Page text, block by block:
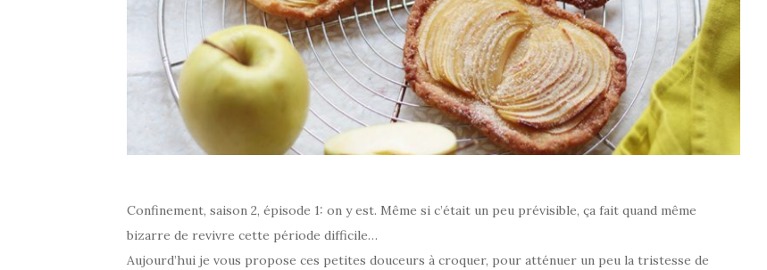
Confinement, saison 2, épisode 1: on y est. Même si c’était un peu prévisible, ça fait quand même
bizarre de revivre cette période difficile…
Aujourd’hui je vous propose ces petites douceurs à croquer, pour atténuer un peu la tristesse de